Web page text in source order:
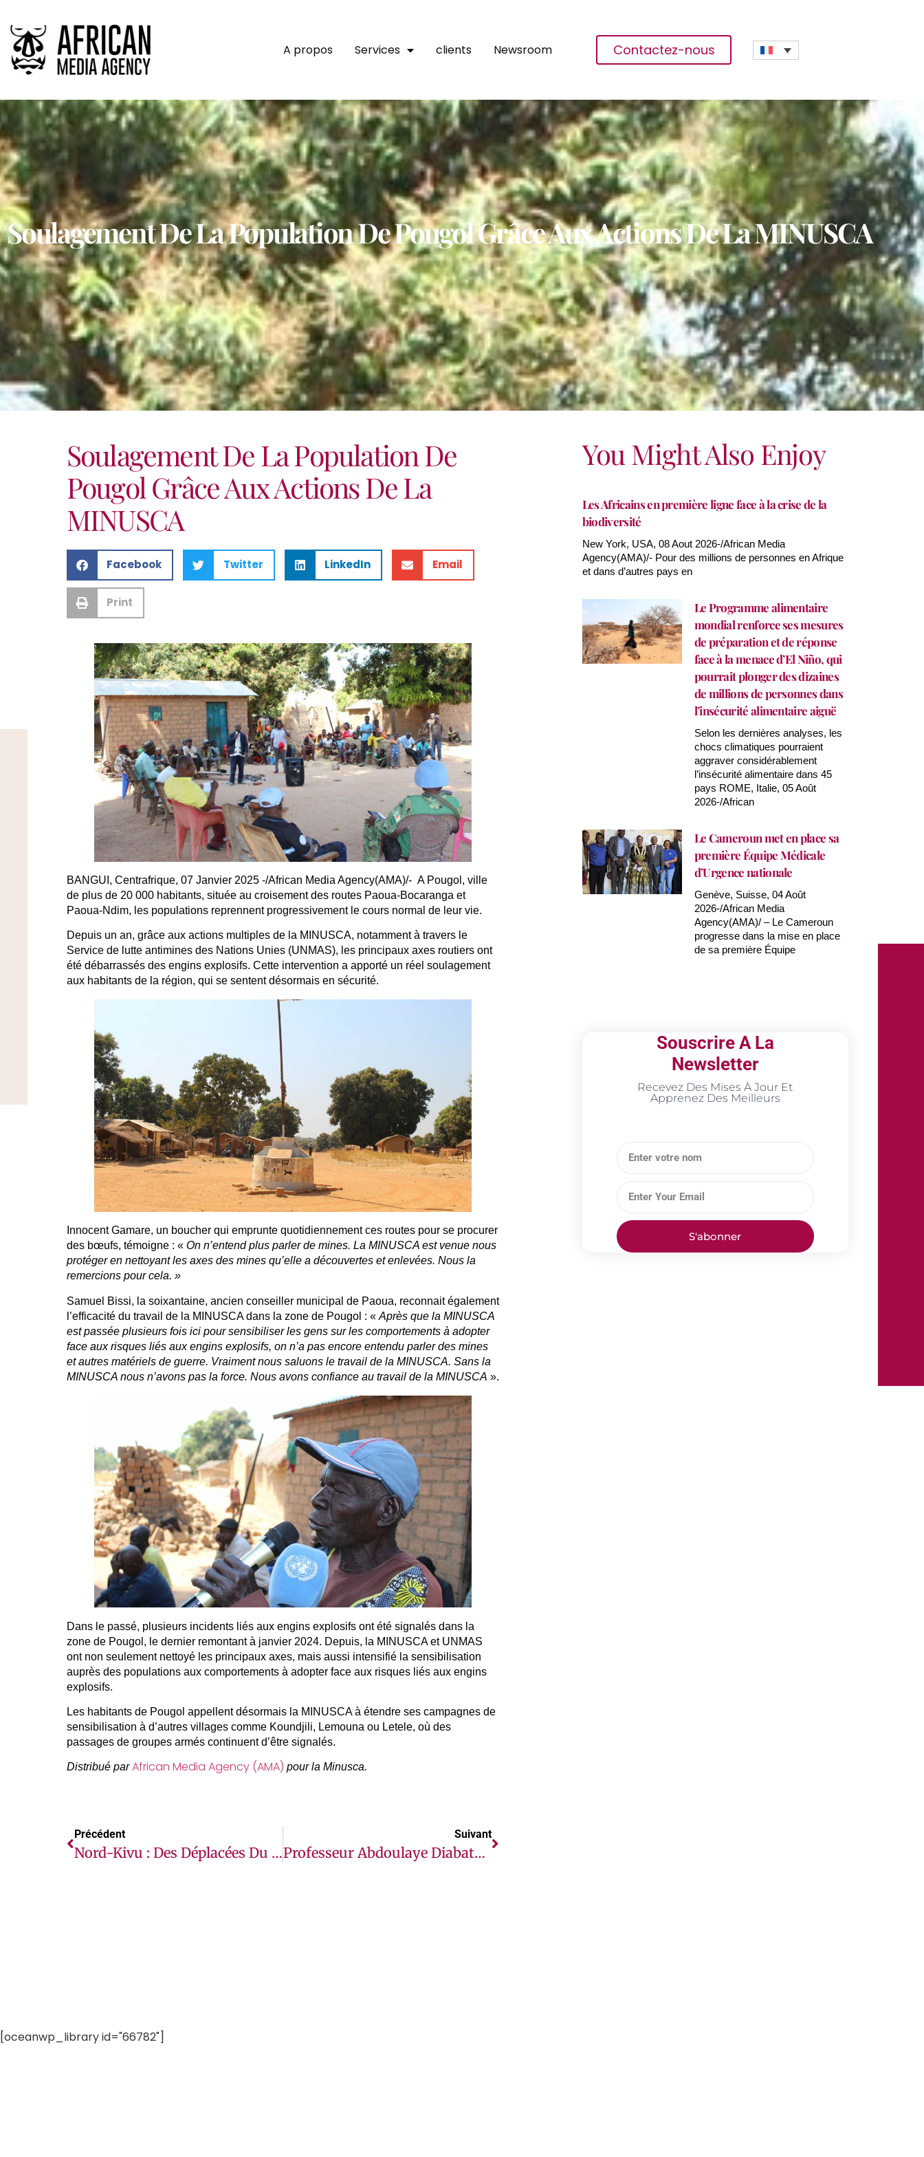
A propos Services clients Newsroom Contactez-nous
Soulagement De La Population De Pougol Grâce Aux Actions De La MINUSCA
Soulagement De La Population De
Pougol Grâce Aux Actions De La
MINUSCA
Facebook Twitter LinkedIn Email
Print
BANGUI, Centrafrique, 07 Janvier 2025 -/African Media Agency(AMA)/- A Pougol, ville
de plus de 20 000 habitants, située au croisement des routes Paoua-Bocaranga et
Paoua-Ndim, les populations reprennent progressivement le cours normal de leur vie.
Depuis un an, grâce aux actions multiples de la MINUSCA, notamment à travers le
Service de lutte antimines des Nations Unies (UNMAS), les principaux axes routiers ont
été débarrassés des engins explosifs. Cette intervention a apporté un réel soulagement
aux habitants de la région, qui se sentent désormais en sécurité.
Innocent Gamare, un boucher qui emprunte quotidiennement ces routes pour se procurer
des bœufs, témoigne : « On n’entend plus parler de mines. La MINUSCA est venue nous
protéger en nettoyant les axes des mines qu’elle a découvertes et enlevées. Nous la
remercions pour cela. »
Samuel Bissi, la soixantaine, ancien conseiller municipal de Paoua, reconnait également
l’efficacité du travail de la MINUSCA dans la zone de Pougol : « Après que la MINUSCA
est passée plusieurs fois ici pour sensibiliser les gens sur les comportements à adopter
face aux risques liés aux engins explosifs, on n’a pas encore entendu parler des mines
et autres matériels de guerre. Vraiment nous saluons le travail de la MINUSCA. Sans la
MINUSCA nous n’avons pas la force. Nous avons confiance au travail de la MINUSCA ».
Dans le passé, plusieurs incidents liés aux engins explosifs ont été signalés dans la
zone de Pougol, le dernier remontant à janvier 2024. Depuis, la MINUSCA et UNMAS
ont non seulement nettoyé les principaux axes, mais aussi intensifié la sensibilisation
auprès des populations aux comportements à adopter face aux risques liés aux engins
explosifs.
Les habitants de Pougol appellent désormais la MINUSCA à étendre ses campagnes de
sensibilisation à d’autres villages comme Koundjili, Lemouna ou Letele, où des
passages de groupes armés continuent d’être signalés.
Distribué parAfrican Media Agency (AMA) pour la Minusca.
Précédent
Nord-Kivu : Des Déplacées Du Camp De Kahembe Formées En Boulangerie Pour Faire Face À La Précarité
Suivant
Professeur Abdoulaye Diabaté Parmi Les 100 Africains Les Plus Influents De 2024
You Might Also Enjoy
Les Africains en première ligne face à la crise de la
biodiversité
New York, USA, 08 Aout 2026-/African Media
Agency(AMA)/- Pour des millions de personnes en Afrique
et dans d’autres pays en
Le Programme alimentaire
mondial renforce ses mesures
de préparation et de réponse
face à la menace d’El Niño, qui
pourrait plonger des dizaines
de millions de personnes dans
l’insécurité alimentaire aiguë
Selon les dernières analyses, les
chocs climatiques pourraient
aggraver considérablement
l’insécurité alimentaire dans 45
pays ROME, Italie, 05 Août
2026-/African
Le Cameroun met en place sa
première Équipe Médicale
d’Urgence nationale
Genève, Suisse, 04 Août
2026-/African Media
Agency(AMA)/ – Le Cameroun
progresse dans la mise en place
de sa première Équipe
Souscrire A La
Newsletter
Recevez Des Mises À Jour Et
Apprenez Des Meilleurs
S'abonner
[oceanwp_library id="66782"]